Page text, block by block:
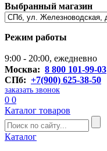
Выбранный магазин
Режим работы
9:00 - 20:00, ежедневно
Москва: 8 800 101-99-03
СПб: +7(900) 625-38-50
заказать звонок
0 0
Каталог товаров
Каталог